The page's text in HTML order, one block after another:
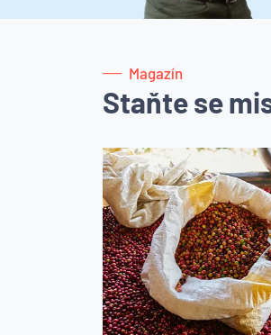
Magazín
Staňte se